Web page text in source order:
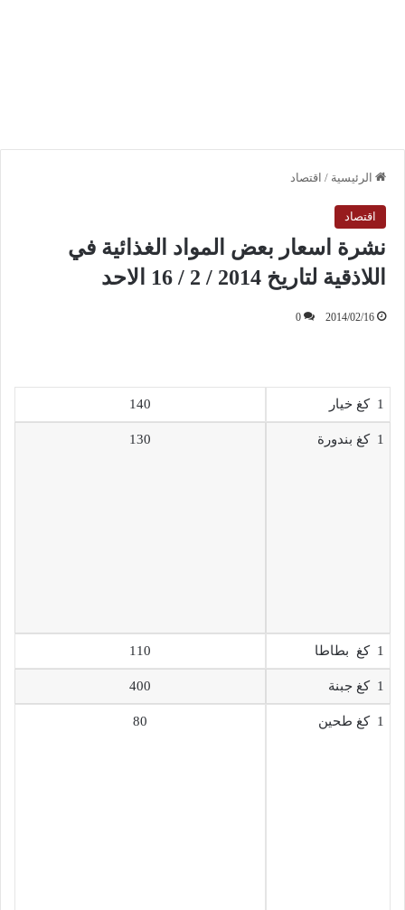
الرئيسية / اقتصاد
اقتصاد
نشرة اسعار بعض المواد الغذائية في
اللاذقية لتاريخ 2014 / 2 / 16 الاحد
2014/02/16
0
1 كغ خيار 140
1 كغ بندورة 130
1 كغ بطاطا 110
1 كغ جبنة 400
1 كغ طحين 80